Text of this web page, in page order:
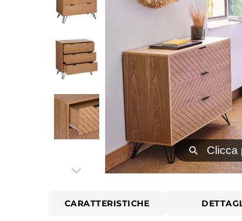
⚲ Clicca
CARATTERISTICHE